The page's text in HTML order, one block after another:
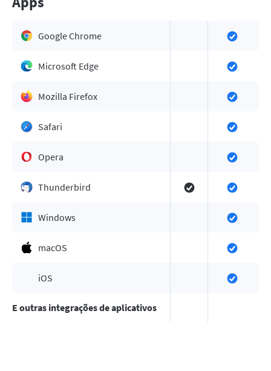
Google Chrome
Microsoft Edge
Mozilla Firefox
Safari
Opera
Thunderbird
Windows
macOS
iOS
E outras integrações de aplicativos